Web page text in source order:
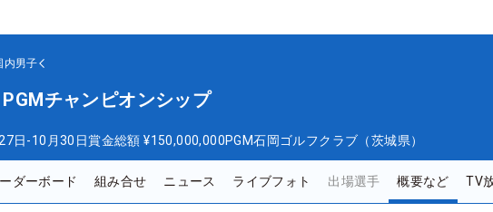
内男子
チャンピオンシップ
日-10月30日賞金総額 ¥150,000,000PGM石岡ゴルフクラブ（茨城県）
ダーボード 組み合せ ニュース ライブフォト 出場選手 概要など TV